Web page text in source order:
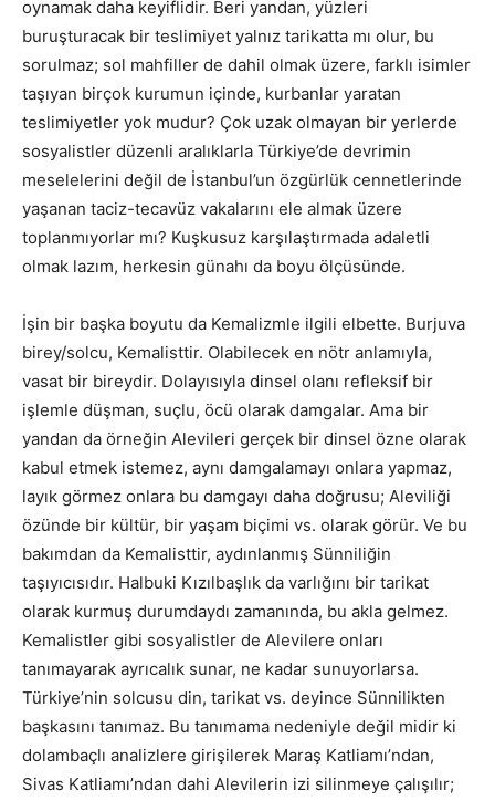
oynamak daha keyiflidir. Beri yandan, yüzleri
buruşturacak bir teslimiyet yalnız tarikatta mı olur, bu
sorulmaz; sol mahfiller de dahil olmak üzere, farklı isimler
taşıyan birçok kurumun içinde, kurbanlar yaratan
teslimiyetler yok mudur? Çok uzak olmayan bir yerlerde
sosyalistler düzenli aralıklarla Türkiye’de devrimin
meselelerini değil de İstanbul’un özgürlük cennetlerinde
yaşanan taciz-tecavüz vakalarını ele almak üzere
toplanmıyorlar mı? Kuşkusuz karşılaştırmada adaletli
olmak lazım, herkesin günahı da boyu ölçüsünde.
İşin bir başka boyutu da Kemalizmle ilgili elbette. Burjuva
birey/solcu, Kemalisttir. Olabilecek en nötr anlamıyla,
vasat bir bireydir. Dolayısıyla dinsel olanı refleksif bir
işlemle düşman, suçlu, öcü olarak damgalar. Ama bir
yandan da örneğin Alevileri gerçek bir dinsel özne olarak
kabul etmek istemez, aynı damgalamayı onlara yapmaz,
layık görmez onlara bu damgayı daha doğrusu; Aleviliği
özünde bir kültür, bir yaşam biçimi vs. olarak görür. Ve bu
bakımdan da Kemalisttir, aydınlanmış Sünniliğin
taşıyıcısıdır. Halbuki Kızılbaşlık da varlığını bir tarikat
olarak kurmuş durumdaydı zamanında, bu akla gelmez.
Kemalistler gibi sosyalistler de Alevilere onları
tanımayarak ayrıcalık sunar, ne kadar sunuyorlarsa.
Türkiye’nin solcusu din, tarikat vs. deyince Sünnilikten
başkasını tanımaz. Bu tanımama nedeniyle değil midir ki
dolambaçlı analizlere girişilerek Maraş Katliamı’ndan,
Sivas Katliamı’ndan dahi Alevilerin izi silinmeye çalışılır;